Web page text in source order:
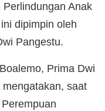
Anak
dipimpin oleh
Pangestu.
Prima Dwi
saat